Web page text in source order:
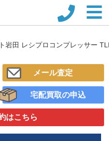
岩田 レシプロコンプレッサー
メール査定
宅配買取の申込
はこちら